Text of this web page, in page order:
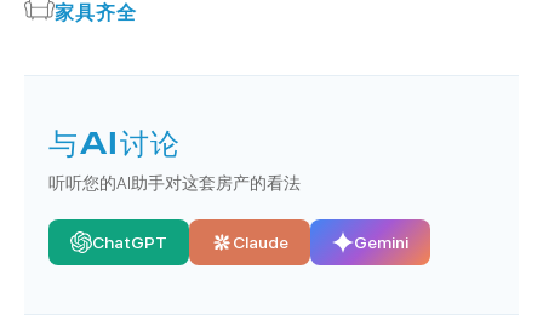
家具齐全
与AI讨论
听听您的AI助手对这套房产的看法
ChatGPT Claude Gemini